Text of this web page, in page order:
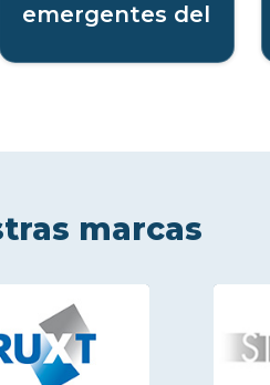
emergentes del
marcas